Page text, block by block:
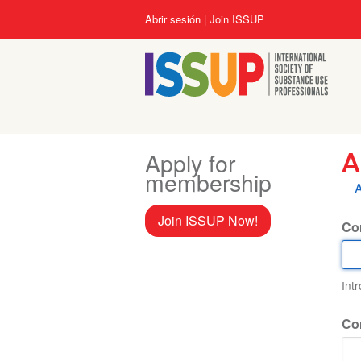
User
account
menu
Abrir sesión Join ISSUP
Apply for
membership
Join ISSUP Now!